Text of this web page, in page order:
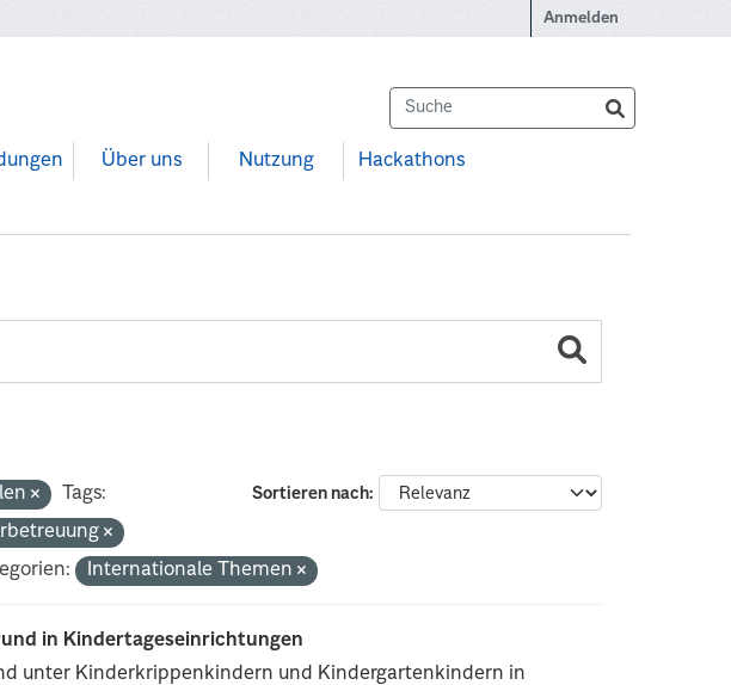
Anmelden
Über uns Nutzung Hackathons
Sortieren nach
Tags:
Internationale Themen
in Kindertageseinrichtungen
unter Kinderkrippenkindern und Kindergartenkindern in